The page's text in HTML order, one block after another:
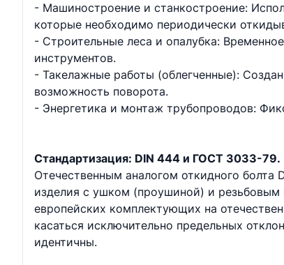
- Машиностроение и станкостроение:
которые необходимо периодически
- Строительные леса и опалубка:
инструментов.
- Такелажные работы (облегченные):
возможность поворота.
- Энергетика и монтаж трубопроводов:
Стандартизация: DIN 444 и ГОСТ 3033-79.
Отечественным аналогом откидного
изделия с ушком (проушиной) и
европейских комплектующих на
касаться исключительно предельных
идентичны.